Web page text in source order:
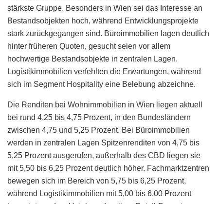
stärkste Gruppe. Besonders in Wien sei das Interesse an
Bestandsobjekten hoch, während Entwicklungsprojekte
stark zurückgegangen sind. Büroimmobilien lagen deutlich
hinter früheren Quoten, gesucht seien vor allem
hochwertige Bestandsobjekte in zentralen Lagen.
Logistikimmobilien verfehlten die Erwartungen, während
sich im Segment Hospitality eine Belebung abzeichne.
Die Renditen bei Wohnimmobilien in Wien liegen aktuell
bei rund 4,25 bis 4,75 Prozent, in den Bundesländern
zwischen 4,75 und 5,25 Prozent. Bei Büroimmobilien
werden in zentralen Lagen Spitzenrenditen von 4,75 bis
5,25 Prozent ausgerufen, außerhalb des CBD liegen sie
mit 5,50 bis 6,25 Prozent deutlich höher. Fachmarktzentren
bewegen sich im Bereich von 5,75 bis 6,25 Prozent,
während Logistikimmobilien mit 5,00 bis 6,00 Prozent